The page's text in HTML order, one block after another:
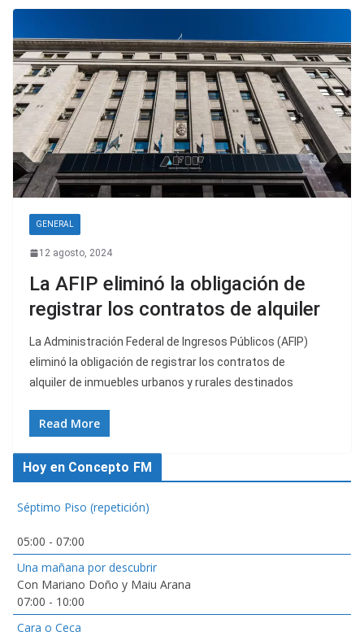
GENERAL
12 agosto, 2024
La AFIP eliminó la obligación de
registrar los contratos de alquiler
La Administración Federal de Ingresos Públicos (AFIP)
eliminó la obligación de registrar los contratos de
alquiler de inmuebles urbanos y rurales destinados
Read More
Hoy en Concepto FM
Séptimo Piso (repetición)
05:00 - 07:00
Una mañana por descubrir
Con Mariano Doño y Maiu Arana
07:00 - 10:00
Cara o Ceca